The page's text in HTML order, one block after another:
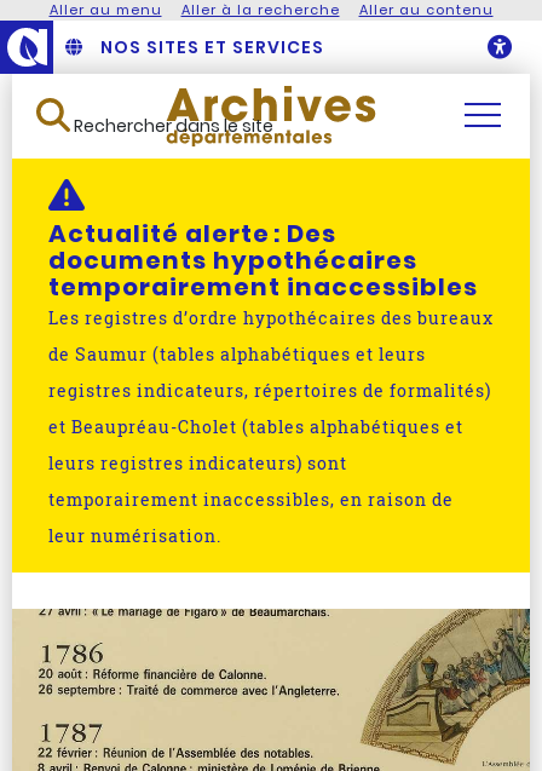
Aller au menu Aller à la recherche Aller au contenu
NOS SITES ET SERVICES
Rechercher dans le site
Actualité alerte : Des
documents hypothécaires
temporairement inaccessibles
Les registres d’ordre hypothécaires des bureaux
de Saumur (tables alphabétiques et leurs
registres indicateurs, répertoires de formalités)
et Beaupréau-Cholet (tables alphabétiques et
leurs registres indicateurs) sont
temporairement inaccessibles, en raison de
leur numérisation.